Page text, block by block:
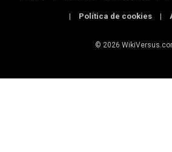
| Política de cookies |
© 2026